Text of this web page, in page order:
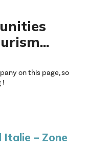
on this page, so
!
Italie – Zone